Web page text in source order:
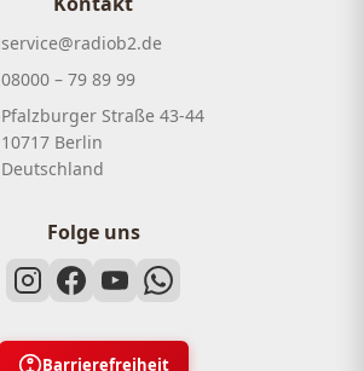
service@radiob2.de
08000 – 79 89 99
Pfalzburger Straße 43-44
10717 Berlin
Deutschland
Folge uns
Barrierefreiheit